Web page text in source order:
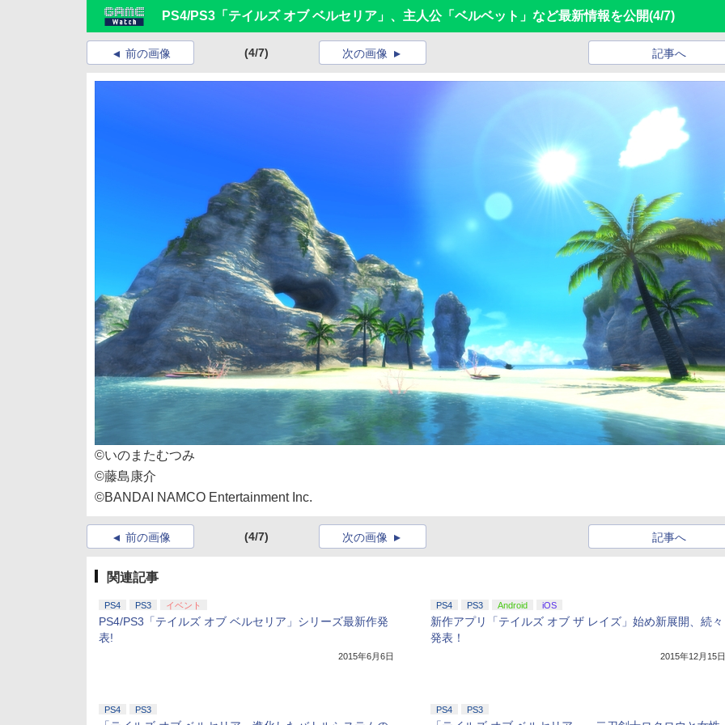
PS4/PS3「テイルズ オブ ベルセリア」、主人公「ベルベット」など最新情報を公開(4/7)
前の画像 (4/7) 記事へ
次の画像
©いのまたむつみ
©藤島康介
©BANDAI NAMCO Entertainment Inc.
前の画像 (4/7) 記事へ
次の画像
関連記事
PS4 PS3 イベント
PS4/PS3「テイルズ オブ ベルセリア」シリーズ最新作発
表!
2015年6月6日
PS4 PS3 Android iOS
新作アプリ「テイルズ オブ ザ レイズ」始め新展開、続々
発表！
2015年12月15日
PS4 PS3 PS4 PS3